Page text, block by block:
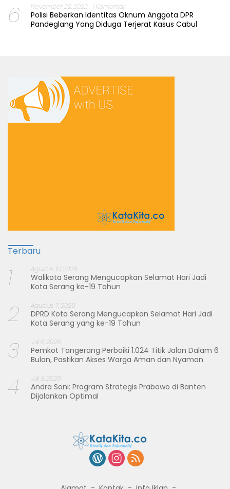
6 November 22, 2022 1 Komentar
Polisi Beberkan Identitas Oknum Anggota DPR
Pandeglang Yang Diduga Terjerat Kasus Cabul
Terbaru
1 Agustus 10, 2026
Walikota Serang Mengucapkan Selamat Hari Jadi
Kota Serang ke-19 Tahun
2 Agustus 7, 2026
DPRD Kota Serang Mengucapkan Selamat Hari Jadi
Kota Serang yang ke-19 Tahun
3 Juli 8, 2026
Pemkot Tangerang Perbaiki 1.024 Titik Jalan Dalam 6
Bulan, Pastikan Akses Warga Aman dan Nyaman
4 Juli 3, 2026
Andra Soni: Program Strategis Prabowo di Banten
Dijalankan Optimal